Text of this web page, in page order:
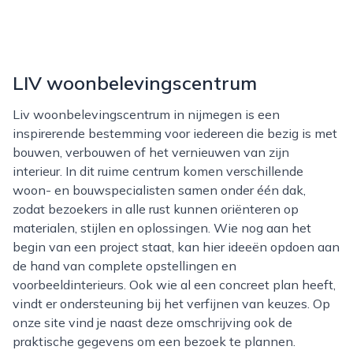
LIV woonbelevingscentrum
Liv woonbelevingscentrum in nijmegen is een
inspirerende bestemming voor iedereen die bezig is met
bouwen, verbouwen of het vernieuwen van zijn
interieur. In dit ruime centrum komen verschillende
woon- en bouwspecialisten samen onder één dak,
zodat bezoekers in alle rust kunnen oriënteren op
materialen, stijlen en oplossingen. Wie nog aan het
begin van een project staat, kan hier ideeën opdoen aan
de hand van complete opstellingen en
voorbeeldinterieurs. Ook wie al een concreet plan heeft,
vindt er ondersteuning bij het verfijnen van keuzes. Op
onze site vind je naast deze omschrijving ook de
praktische gegevens om een bezoek te plannen.